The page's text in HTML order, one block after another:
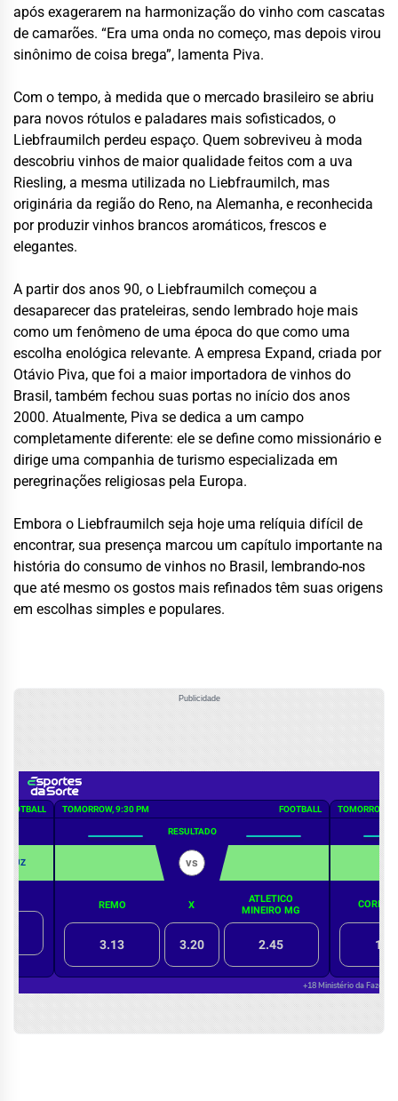
após exagerarem na harmonização do vinho com cascatas
de camarões. “Era uma onda no começo, mas depois virou
sinônimo de coisa brega”, lamenta Piva.
Com o tempo, à medida que o mercado brasileiro se abriu
para novos rótulos e paladares mais sofisticados, o
Liebfraumilch perdeu espaço. Quem sobreviveu à moda
descobriu vinhos de maior qualidade feitos com a uva
Riesling, a mesma utilizada no Liebfraumilch, mas
originária da região do Reno, na Alemanha, e reconhecida
por produzir vinhos brancos aromáticos, frescos e
elegantes.
A partir dos anos 90, o Liebfraumilch começou a
desaparecer das prateleiras, sendo lembrado hoje mais
como um fenômeno de uma época do que como uma
escolha enológica relevante. A empresa Expand, criada por
Otávio Piva, que foi a maior importadora de vinhos do
Brasil, também fechou suas portas no início dos anos
2000. Atualmente, Piva se dedica a um campo
completamente diferente: ele se define como missionário e
dirige uma companhia de turismo especializada em
peregrinações religiosas pela Europa.
Embora o Liebfraumilch seja hoje uma relíquia difícil de
encontrar, sua presença marcou um capítulo importante na
história do consumo de vinhos no Brasil, lembrando-nos
que até mesmo os gostos mais refinados têm suas origens
em escolhas simples e populares.
Publicidade